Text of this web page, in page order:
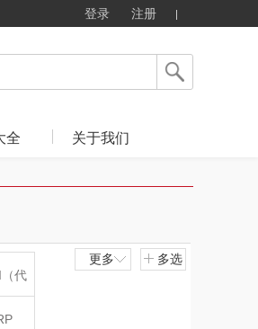
登录 注册
全 关于我们
代
更多 多选